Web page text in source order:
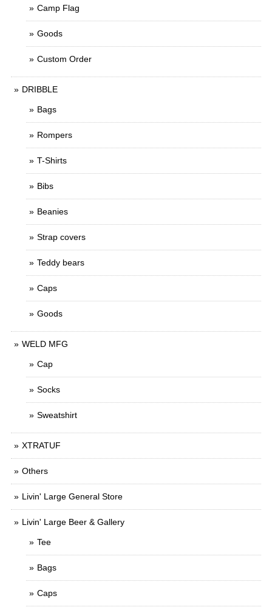
Camp Flag
Goods
Custom Order
DRIBBLE
Bags
Rompers
T-Shirts
Bibs
Beanies
Strap covers
Teddy bears
Caps
Goods
WELD MFG
Cap
Socks
Sweatshirt
XTRATUF
Others
Livin' Large General Store
Livin' Large Beer & Gallery
Tee
Bags
Caps